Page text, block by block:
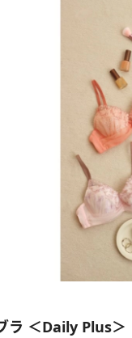
ラ ＜Daily Plus＞